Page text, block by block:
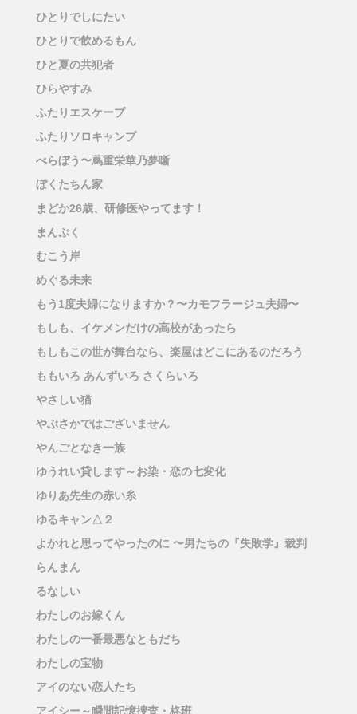
ひとりでしにたい
ひとりで飲めるもん
ひと夏の共犯者
ひらやすみ
ふたりエスケープ
ふたりソロキャンプ
べらぼう〜蔦重栄華乃夢噺
ぼくたちん家
まどか26歳、研修医やってます！
まんぷく
むこう岸
めぐる未来
もう1度夫婦になりますか？〜カモフラージュ夫婦〜
もしも、イケメンだけの高校があったら
もしもこの世が舞台なら、楽屋はどこにあるのだろう
ももいろ あんずいろ さくらいろ
やさしい猫
やぶさかではございません
やんごとなき一族
ゆうれい貸します～お染・恋の七変化
ゆりあ先生の赤い糸
ゆるキャン△２
よかれと思ってやったのに 〜男たちの『失敗学』裁判
らんまん
るなしい
わたしのお嫁くん
わたしの一番最悪なともだち
わたしの宝物
アイのない恋人たち
アイシー～瞬間記憶捜査・柊班